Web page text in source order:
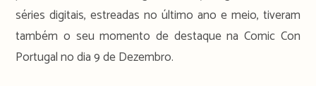
séries digitais, estreadas no último ano e meio, tiveram
também o seu momento de destaque na Comic Con
Portugal no dia 9 de Dezembro.